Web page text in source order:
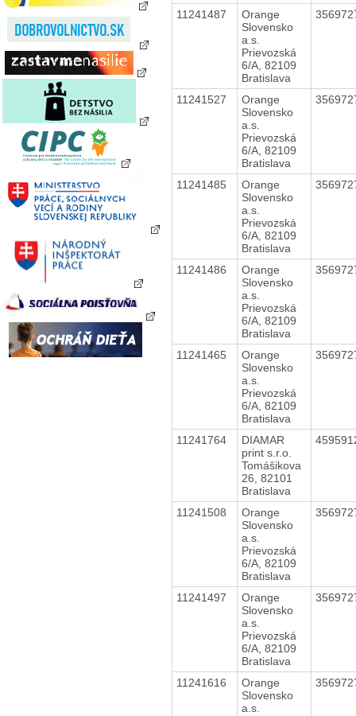
11241487
Orange
Slovensko
a.s.
Prievozská
6/A, 82109
Bratislava
11241527
Orange
Slovensko
a.s.
Prievozská
6/A, 82109
Bratislava
11241485
Orange
Slovensko
a.s.
Prievozská
6/A, 82109
Bratislava
11241486
Orange
Slovensko
a.s.
Prievozská
6/A, 82109
Bratislava
11241465
Orange
Slovensko
a.s.
Prievozská
6/A, 82109
Bratislava
11241764
DIAMAR
print s.r.o.
Tomášikova
26, 82101
Bratislava
11241508
Orange
Slovensko
a.s.
Prievozská
6/A, 82109
Bratislava
11241497
Orange
Slovensko
a.s.
Prievozská
6/A, 82109
Bratislava
11241616
Orange
Slovensko
a.s.